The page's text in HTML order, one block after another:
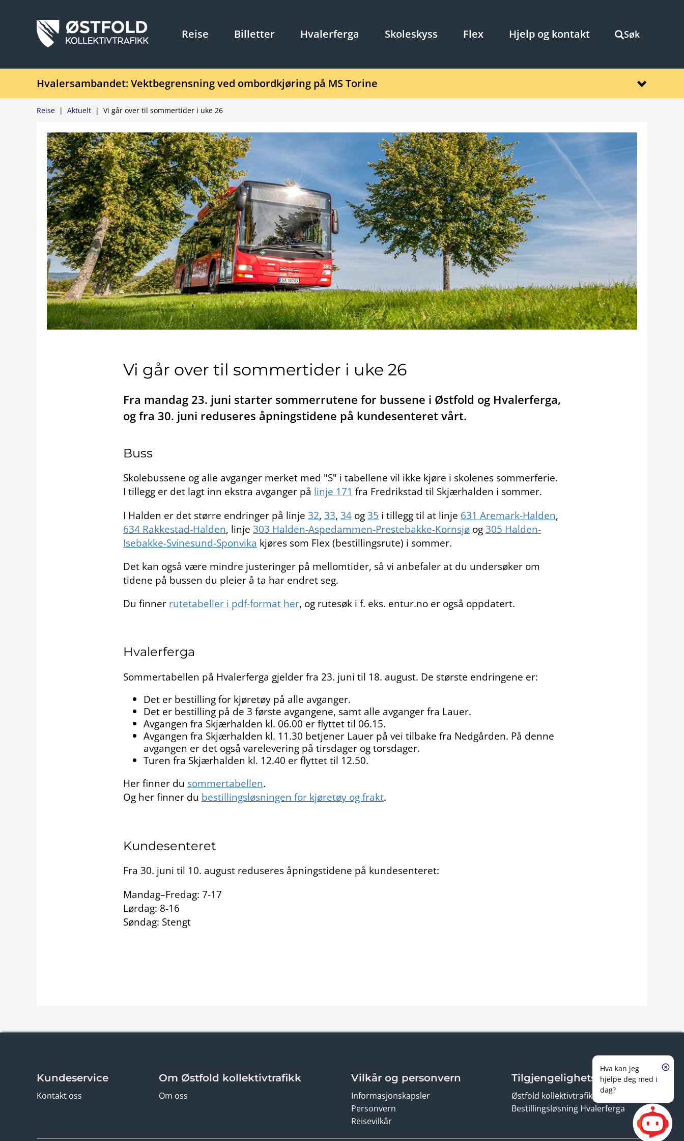
Hva kan jeg
hjelpe deg med i
dag?
Reise Billetter Hvalerferga Skoleskyss Flex Hjelp og kontakt Søk
Hvalersambandet: Vektbegrensning ved ombordkjøring på MS Torine
Vi går over til sommertider i uke 26
|
Aktuelt
|
Reise
Vi går over til sommertider i uke 26
Fra mandag 23. juni starter sommerrutene for bussene i Østfold og Hvalerferga,
og fra 30. juni reduseres åpningstidene på kundesenteret vårt.
Buss
Skolebussene og alle avganger merket med "S" i tabellene vil ikke kjøre i skolenes sommerferie.
I tillegg er det lagt inn ekstra avganger på linje 171 fra Fredrikstad til Skjærhalden i sommer.
I Halden er det større endringer på linje 32, 33, 34 og35 i tillegg til at linje 631 Aremark-Halden,
634 Rakkestad-Halden, linje 303 Halden-Aspedammen-Prestebakke-Kornsjø og305 Halden-
Isebakke-Svinesund-Sponvika kjøres som Flex (bestillingsrute) i sommer.
Det kan også være mindre justeringer på mellomtider, så vi anbefaler at du undersøker om
tidene på bussen du pleier å ta har endret seg.
Du finner rutetabeller i pdf-format her, og rutesøk i f. eks. entur.no er også oppdatert.
Hvalerferga
Sommertabellen på Hvalerferga gjelder fra 23. juni til 18. august. De største endringene er:
Det er bestilling for kjøretøy på alle avganger.
Det er bestilling på de 3 første avgangene, samt alle avganger fra Lauer.
Avgangen fra Skjærhalden kl. 06.00 er flyttet til 06.15.
Avgangen fra Skjærhalden kl. 11.30 betjener Lauer på vei tilbake fra Nedgården. På denne
avgangen er det også varelevering på tirsdager og torsdager.
Turen fra Skjærhalden kl. 12.40 er flyttet til 12.50.
Her finner du sommertabellen.
Og her finner du bestillingsløsningen for kjøretøy og frakt.
Kundesenteret
Fra 30. juni til 10. august reduseres åpningstidene på kundesenteret:
Mandag–Fredag: 7-17
Lørdag: 8-16
Søndag: Stengt
Kundeservice
Kontakt oss
Om Østfold kollektivtrafikk
Om oss
Vilkår og personvern
Informasjonskapsler
Personvern
Reisevilkår
Tilgjengelighetserklæring
Østfold kollektivtrafikk
Bestillingsløsning Hvalerferga